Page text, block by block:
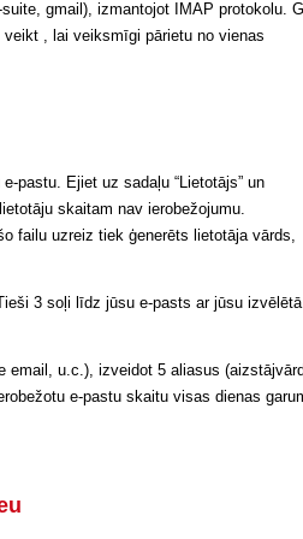
gmail), izmantojot IMAP protokolu.
, lai veiksmīgi pārietu no vienas
pastu. Ejiet uz sadaļu “Lietotājs” un
skaitam nav ierobežojumu.
failu uzreiz tiek ģenerēts lietotāja vārds,
3 soļi līdz jūsu e-pasts ar jūsu izvēlētā
email, u.c.), izveidot 5 aliasus
e-pastu skaitu visas dienas